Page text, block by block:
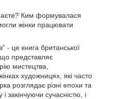
Ким формувалася
жінки працювати
- це книга британської
що представляє
мистецтва,
художницях, які часто
розглядає різні епохи та
закінчуючи сучасністю, і